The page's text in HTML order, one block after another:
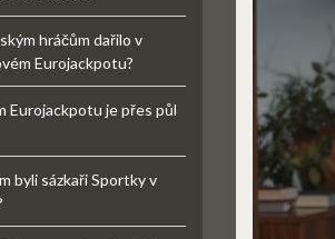
hráčům dařilo v
Eurojackpotu?
Eurojackpotu je přes půl
byli sázkaři Sportky v